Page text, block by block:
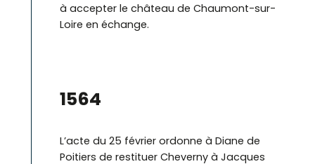
à accepter le château de Chaumont-sur-
Loire en échange.
1564
L’acte du 25 février ordonne à Diane de
Poitiers de restituer Cheverny à Jacques